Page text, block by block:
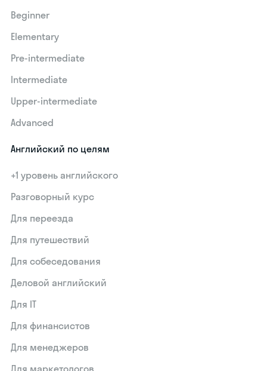
Beginner
Elementary
Pre-intermediate
Intermediate
Upper-intermediate
Advanced
Английский по целям
+1 уровень английского
Разговорный курс
Для переезда
Для путешествий
Для собеседования
Деловой английский
Для IT
Для финансистов
Для менеджеров
Для маркетологов